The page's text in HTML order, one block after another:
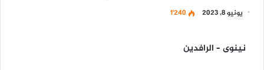
يونيو 8, 2023 1٬240
نينوى – الرافدين